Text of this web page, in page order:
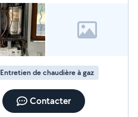
Des techniciens
rapide 7/7
Entretien de chaudière à gaz
Contacter